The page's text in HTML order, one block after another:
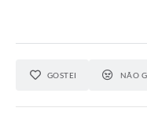
GOSTEI NÃO